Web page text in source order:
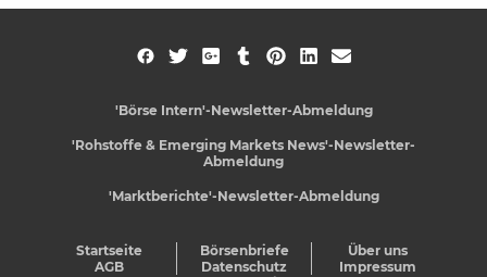
'Börse Intern'-Newsletter-Abmeldung
'Rohstoffe & Emerging Markets News'-Newsletter-
Abmeldung
'Marktberichte'-Newsletter-Abmeldung
Startseite Börsenbriefe
Über uns
AGB
Datenschutz
Impressum